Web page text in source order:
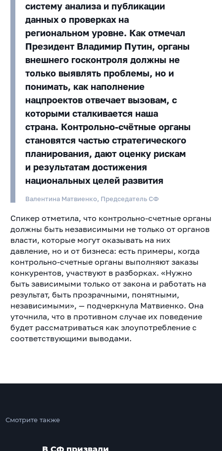
систему анализа и публикации
данных о проверках на
региональном уровне. Как отмечал
Президент Владимир Путин, органы
внешнего госконтроля должны не
только выявлять проблемы, но и
понимать, как наполнение
нацпроектов отвечает вызовам, с
которыми сталкивается наша
страна. Контрольно-счётные органы
становятся частью стратегического
планирования, дают оценку рискам
и результатам достижения
национальных целей развития
Валентина Матвиенко, Председатель СФ
Спикер отметила, что контрольно-счетные органы
должны быть независимыми не только от органов
власти, которые могут оказывать на них
давление, но и от бизнеса: есть примеры, когда
контрольно-счетные органы выполняют заказы
конкурентов, участвуют в разборках. «Нужно
быть зависимыми только от закона и работать на
результат, быть прозрачными, понятными,
независимыми», — подчеркнула Матвиенко. Она
уточнила, что в противном случае их поведение
будет рассматриваться как злоупотребление с
соответствующими выводами.
Смотрите также